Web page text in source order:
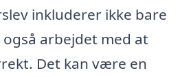
inkluderer ikke bare
arbejdet med at
Det kan være en